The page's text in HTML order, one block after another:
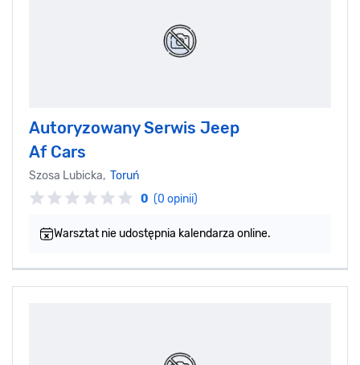
Autoryzowany Serwis Jeep
Af Cars
Szosa Lubicka, Toruń
0 (0 opinii)
Warsztat nie udostępnia kalendarza online.